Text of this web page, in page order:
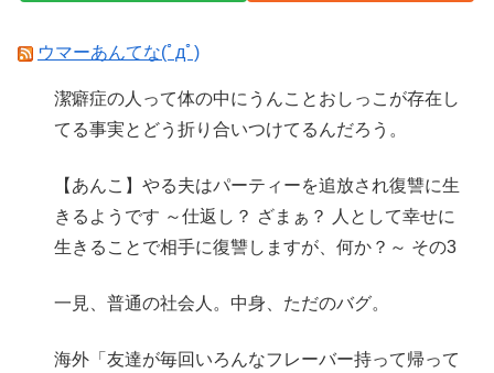
ウマーあんてな(ﾟдﾟ)
潔癖症の人って体の中にうんことおしっこが存在し
てる事実とどう折り合いつけてるんだろう。
【あんこ】やる夫はパーティーを追放され復讐に生
きるようです ～仕返し？ ざまぁ？ 人として幸せに
生きることで相手に復讐しますが、何か？～ その3
一見、普通の社会人。中身、ただのバグ。
海外「友達が毎回いろんなフレーバー持って帰って